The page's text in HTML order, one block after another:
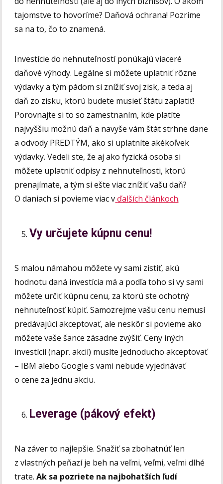
tajomstve to hovoríme? Daňová ochrana! Pozrime
sa na to, čo to znamená.
Investície do nehnuteľností ponúkajú viaceré
daňové výhody. Legálne si môžete uplatniť rôzne
výdavky a tým pádom si znížiť svoj zisk, a teda aj
daň zo zisku, ktorú budete musieť štátu zaplatiť!
Porovnajte si to so zamestnaním, kde platíte
najvyššiu možnú daň a navyše vám štát strhne dane
a odvody PREDTÝM, ako si uplatníte akékoľvek
výdavky. Vedeli ste, že aj ako fyzická osoba si
môžete uplatniť odpisy z nehnuteľnosti, ktorú
prenajímate, a tým si ešte viac znížiť vašu daň?
O daniach si povieme viac v ďalších článkoch.
Vy určujete kúpnu cenu!
S malou námahou môžete vy sami zistiť, akú
hodnotu daná investícia má a podľa toho si vy sami
môžete určiť kúpnu cenu, za ktorú ste ochotný
nehnuteľnosť kúpiť. Samozrejme vašu cenu nemusí
predávajúci akceptovať, ale neskôr si povieme ako
môžete vaše šance zásadne zvýšiť. Ceny iných
investícií (napr. akcií) musíte jednoducho akceptovať
– IBM alebo Google s vami nebude vyjednávať
o cene za jednu akciu.
Leverage (pákový efekt)
Na záver to najlepšie. Snažiť sa zbohatnúť len
z vlastných peňazí je beh na veľmi, veľmi, veľmi dlhé
trate.Ak sa pozriete na najbohatších ľudí